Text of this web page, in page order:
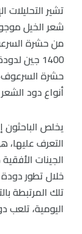
تشير التحليلات
شعر الخيل
من حشرة
1400 جين
حشرة
أنواع دود
يخلص الباحثون
التعرف
الجينات
خلال تطور
تلك المرتبطة
اليومية، تلعب